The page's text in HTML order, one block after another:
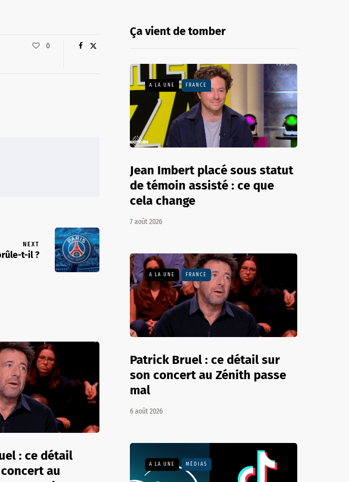
0
NEXT
t-il ?
: ce détail
au
Ça vient de tomber
A LA UNE FRANCE
Jean Imbert placé sous statut
de témoin assisté : ce que
cela change
7 août 2026
A LA UNE FRANCE
Patrick Bruel : ce détail sur
son concert au Zénith passe
mal
6 août 2026
A LA UNE MÉDIAS